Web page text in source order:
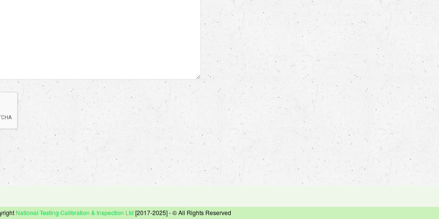
National Testing Calibration & Inspection Ltd [2017-2025] - © All Rights Reserved